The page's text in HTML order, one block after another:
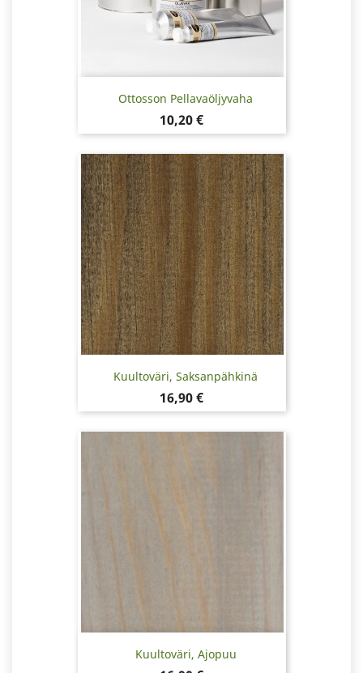
Ottosson Pellavaöljyvaha
Hinta
10,20 €
Kuultoväri, Saksanpähkinä
Hinta
16,90 €
Kuultoväri, Ajopuu